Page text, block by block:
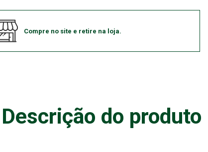
Compre no site e retire na loja.
Descrição do produto